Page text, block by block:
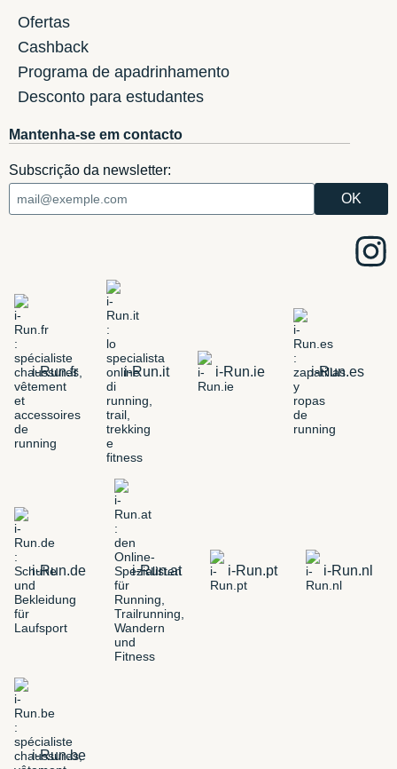
Ofertas
Cashback
Programa de apadrinhamento
Desconto para estudantes
Mantenha-se em contacto
Subscrição da newsletter:
i-Run.fr i-Run.it i-Run.ie i-Run.es
i-Run.de i-Run.at i-Run.pt i-Run.nl
i-Run.be